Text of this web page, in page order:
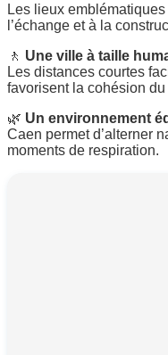
Les lieux
l’échange et à la
🚶 Une ville à taille
Les distances courtes
favorisent la cohésion du
🌿 Un environnement
Caen permet d’alterner
moments de respiration.